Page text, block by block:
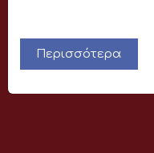
Περισσότερα